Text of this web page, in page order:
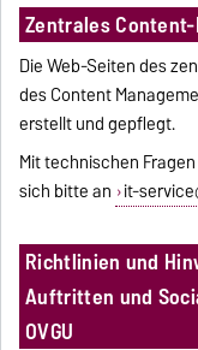
Zentrales Content-
Die Web-Seiten des
des Content
erstellt und gepflegt.
Mit technischen
sich bitte an it-
Richtlinien und
Auftritten und
OVGU